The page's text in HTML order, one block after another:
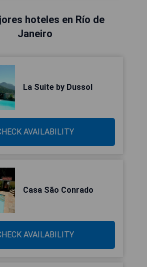
hoteles en Río de
Janeiro
La Suite by Dussol
AVAILABILITY
Casa São Conrado
AVAILABILITY